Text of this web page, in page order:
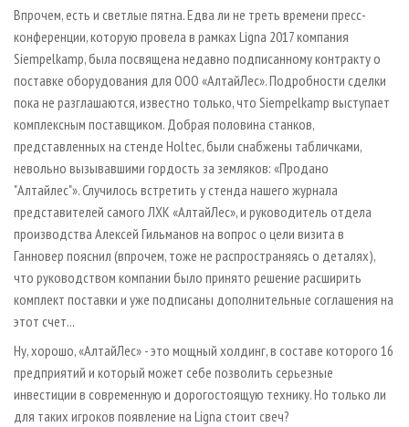
Впрочем, есть и светлые пятна. Едва ли не треть времени пресс-
конференции, которую провела в рамках Ligna 2017 компания
Siempelkamp, была посвящена недавно подписанному контракту о
поставке оборудования для ООО «АлтайЛес». Подробности сделки
пока не разглашаются, известно только, что Siempelkamp выступает
комплексным поставщиком. Добрая половина станков,
представленных на стенде Holtec, были снабжены табличками,
невольно вызывавшими гордость за земляков: «Продано
"Алтайлес"». Случилось встретить у стенда нашего журнала
представителей самого ЛХК «АлтайЛес», и руководитель отдела
производства Алексей Гильманов на вопрос о цели визита в
Ганновер пояснил (впрочем, тоже не распространяясь о деталях),
что руководством компании было принято решение расширить
комплект поставки и уже подписаны дополнительные соглашения на
этот счет...
Ну, хорошо, «АлтайЛес» - это мощный холдинг, в составе которого 16
предприятий и который может себе позволить серьезные
инвестиции в современную и дорогостоящую технику. Но только ли
для таких игроков появление на Ligna стоит свеч?